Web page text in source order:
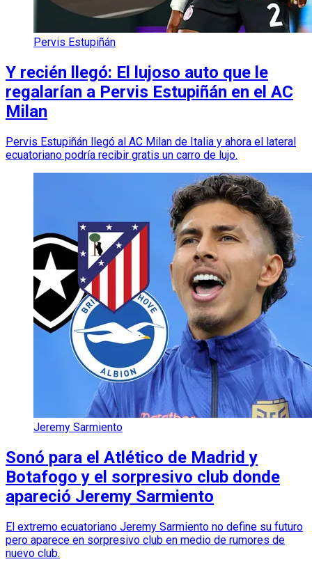
Pervis Estupiñán
Y recién llegó: El lujoso auto que le
regalarían a Pervis Estupiñán en el AC
Milan
Pervis Estupiñán llegó al AC Milan de Italia y ahora el lateral
ecuatoriano podría recibir gratis un carro de lujo.
Jeremy Sarmiento
Sonó para el Atlético de Madrid y
Botafogo y el sorpresivo club donde
apareció Jeremy Sarmiento
El extremo ecuatoriano Jeremy Sarmiento no define su futuro
pero aparece en sorpresivo club en medio de rumores de
nuevo club.